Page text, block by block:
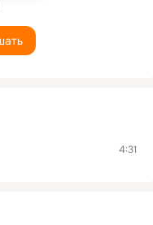
4:31